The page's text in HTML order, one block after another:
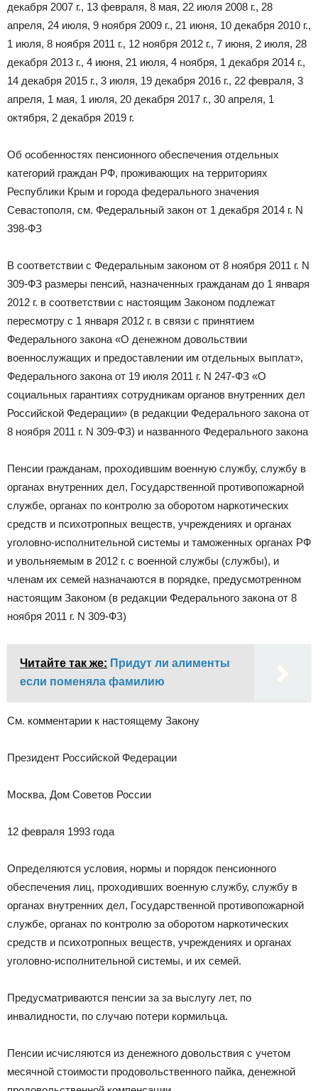
декабря 2007 г., 13 февраля, 8 мая, 22 июля 2008 г., 28
апреля, 24 июля, 9 ноября 2009 г., 21 июня, 10 декабря 2010 г.,
1 июля, 8 ноября 2011 г., 12 ноября 2012 г., 7 июня, 2 июля, 28
декабря 2013 г., 4 июня, 21 июля, 4 ноября, 1 декабря 2014 г.,
14 декабря 2015 г., 3 июля, 19 декабря 2016 г., 22 февраля, 3
апреля, 1 мая, 1 июля, 20 декабря 2017 г., 30 апреля, 1
октября, 2 декабря 2019 г.
Об особенностях пенсионного обеспечения отдельных
категорий граждан РФ, проживающих на территориях
Республики Крым и города федерального значения
Севастополя, см. Федеральный закон от 1 декабря 2014 г. N
398-ФЗ
В соответствии с Федеральным законом от 8 ноября 2011 г. N
309-ФЗ размеры пенсий, назначенных гражданам до 1 января
2012 г. в соответствии с настоящим Законом подлежат
пересмотру с 1 января 2012 г. в связи с принятием
Федерального закона «О денежном довольствии
военнослужащих и предоставлении им отдельных выплат»,
Федерального закона от 19 июля 2011 г. N 247-ФЗ «О
социальных гарантиях сотрудникам органов внутренних дел
Российской Федерации» (в редакции Федерального закона от
8 ноября 2011 г. N 309-ФЗ) и названного Федерального закона
Пенсии гражданам, проходившим военную службу, службу в
органах внутренних дел, Государственной противопожарной
службе, органах по контролю за оборотом наркотических
средств и психотропных веществ, учреждениях и органах
уголовно-исполнительной системы и таможенных органах РФ
и увольняемым в 2012 г. с военной службы (службы), и
членам их семей назначаются в порядке, предусмотренном
настоящим Законом (в редакции Федерального закона от 8
ноября 2011 г. N 309-ФЗ)
Читайте так же: Придут ли алименты
если поменяла фамилию
См. комментарии к настоящему Закону
Президент Российской Федерации
Москва, Дом Советов России
12 февраля 1993 года
Определяются условия, нормы и порядок пенсионного
обеспечения лиц, проходивших военную службу, службу в
органах внутренних дел, Государственной противопожарной
службе, органах по контролю за оборотом наркотических
средств и психотропных веществ, учреждениях и органах
уголовно-исполнительной системы, и их семей.
Предусматриваются пенсии за за выслугу лет, по
инвалидности, по случаю потери кормильца.
Пенсии исчисляются из денежного довольствия с учетом
месячной стоимости продовольственного пайка, денежной